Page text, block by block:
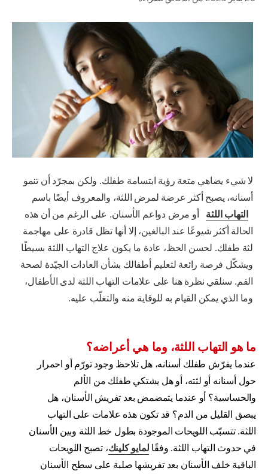
الولايات المتحدة (الإنجليزية)
لا شيء يضاهي متعة رؤية ابتسامة طفلك. ولكن بمجرّد أن تنمو
أسنانه، يصبح أكثر عرضة لمرض اللثة، والمعروف أيضًا باسم
التهاب اللثة أو مرض دواعم الأسنان. على الرغم من أن هذه
الحالة أكثر شيوعًا عند البالغين، إلا أنها تظل قادرة على مهاجمة
لثة طفلك. لحسن الحظ، عادة ما يكون علاج التهاب اللثة بسيطًا
ويشكّل فرصة رائعة لتعليم أطفالك بشأن العادات الجيّدة لصحة
الفم. سنلقي نظرة هنا على علامات التهاب اللثة لدى الأطفال،
وما الذي يمكن القيام به للوقاية منه والتغلّب عليه.
ما هو التهاب اللثة، وما هي أعراضه؟
عندما يفرّش طفلك أسنانه، هل تلاحظ وجود تورّم أو احمرار
حول أسنانه أو لثته، أو هل يشتكي طفلك من الألم
والحساسية؟ أو عندما يتمضمض بعد تفريش الأسنان، هل
يبصق القليل من الدم؟ قد تكون هذه علامات على التهاب
اللثة. تتسبّب اللويحات الموجودة بطول خط اللثة وبين الأسنان
في حدوث التهاب اللثة. وفقًا لمايو كلينك، تصبح اللويحات
الباقية خلف الأسنان بعد تفريشها صلبة على سطح الأسنان